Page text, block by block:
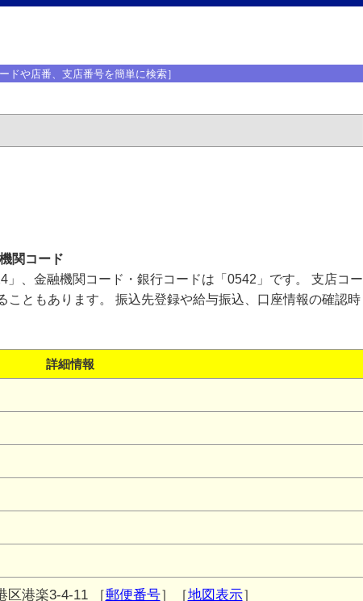
ドや店番、支店番号を簡単に検索］
関コード
」、金融機関コード・銀行コードは「0542」です。 支店コー
こともあります。 振込先登録や給与振込、口座情報の確認時
詳細情報
区港楽3-4-11 ［郵便番号］［地図表示］